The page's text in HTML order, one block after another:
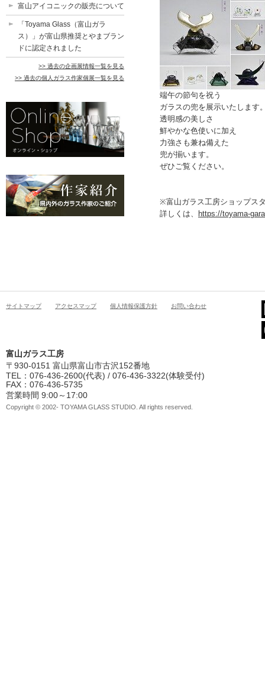
端午の節句を祝う
ガラスの兜を展示いたします
透明感の美しさ
鮮やかな色使いに加え
力強さも兼ね備えた
兜が揃います。
ぜひご覧ください。
※富山ガラス工房ショップス
詳しくは、
https://toyama-
富山アイコニックの販売について
「Toyama Glass（富山ガラ
ス）」が富山県推奨とやまブラン
ドに認定されました
>> 過去の企画展情報一覧を見る
>> 過去の個人ガラス作家個展一覧を見る
サイトマップ アクセスマップ 個人情報保護方針 お問い合わせ
富山ガラス工房
〒930-0151 富山県富山市古沢152番地
TEL：076-436-2600(代表) / 076-436-3322(体験受付)
FAX：076-436-5735
営業時間 9:00～17:00
Copyright © 2002- TOYAMA GLASS STUDIO. All rights reserved.